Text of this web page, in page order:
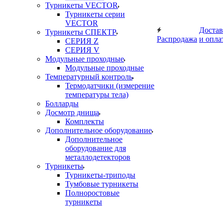
Турникеты VECTOR
Турникеты серии
VECTOR
Турникеты СПЕКТР
СЕРИЯ Z
СЕРИЯ V
Модульные проходные
Модульные проходные
Температурный контроль
Термодатчики (измерение
температуры тела)
Болларды
Досмотр днища
Комплекты
Дополнительное оборудование
Дополнительное
оборудование для
металлодетекторов
Турникеты
Турникеты-триподы
Тумбовые турникеты
Полноростовые
турникеты
Распродажа и